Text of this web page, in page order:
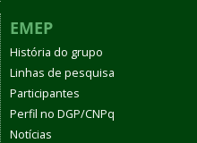
EMEP
História do grupo
Linhas de pesquisa
Participantes
Perfil no DGP/CNPq
Notícias